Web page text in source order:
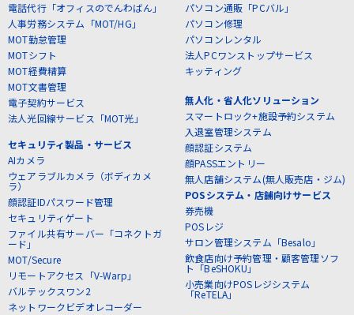
電話代行「オフィスのでんわばん」
人事労務システム「MOT/HG」
MOT勤怠管理
MOTシフト
MOT経費精算
MOT文書管理
電子契約サービス
法人光回線サービス「MOT光」
セキュリティ製品・サービス
AIカメラ
ウェアラブルカメラ（ボディカメ
ラ）
顔認証IDパスワード管理
セキュリティゲート
ファイル共有サーバー「コネクトガ
ード」
MOT/Secure
リモートアクセス「V-Warp」
バルテックスワン2
ネットワークビデオレコーダー
パソコン通販「PCバル」
パソコン修理
パソコンレンタル
法人PCワンストップサービス
キッティング
無人化・省人化ソリューション
スマートロック+施設予約システム
入退室管理システム
顔認証システム
顔PASSエントリー
無人店舗システム(無人販売店・ジム)
POSシステム・店舗向けサービス
券売機
POSレジ
サロン管理システム「Besalo」
飲食店向け予約管理・顧客管理ソフ
ト「BeSHOKU」
小売業向けPOSレジシステム
「ReTELA」